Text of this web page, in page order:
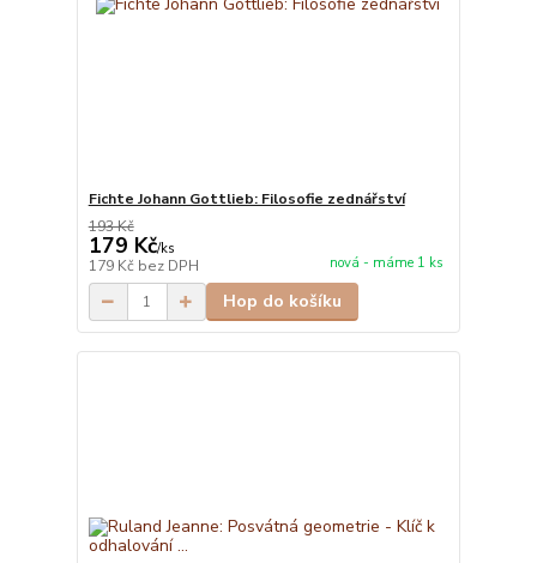
Fichte Johann Gottlieb: Filosofie zednářství
193 Kč
179 Kč/ks
179 Kč bez DPH nová - máme 1 ks
Hop do košíku